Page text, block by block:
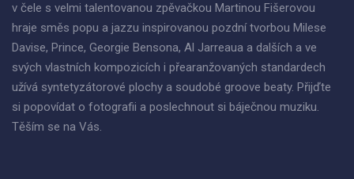
v čele s velmi talentovanou zpěvačkou Martinou Fišerovou
hraje směs popu a jazzu inspirovanou pozdní tvorbou Milese
Davise, Prince, Georgie Bensona, Al Jarreaua a dalších a ve
svých vlastních kompozicích i přearanžovaných standardech
užívá syntetyzátorové plochy a soudobé groove beaty. Přijďte
si popovídat o fotografii a poslechnout si báječnou muziku.
Těším se na Vás.